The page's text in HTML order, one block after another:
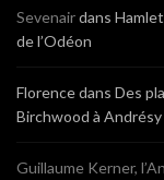
Sevenairdans
de l’Odéon
Florencedans Des
Birchwood à Andrésy
Guillaume Kerner,